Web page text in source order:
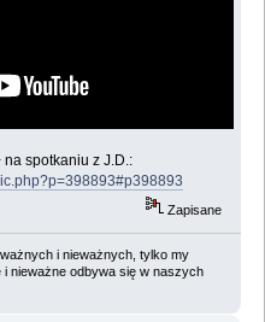
spotkaniu z J.D.:
Zapisane
i nieważnych, tylko my
i nieważne odbywa się w naszych